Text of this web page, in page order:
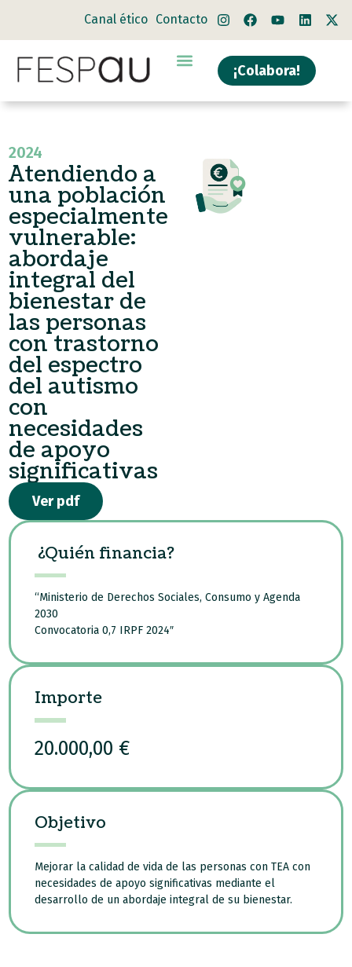
Canal ético Contacto
¡Colabora!
2024
Atendiendo a
una población
especialmente
vulnerable:
abordaje
integral del
bienestar de
las personas
con trastorno
del espectro
del autismo
con
necesidades
de apoyo
significativas
Ver pdf
¿Quién financia?
“Ministerio de Derechos Sociales, Consumo y Agenda
2030
Convocatoria 0,7 IRPF 2024″
Importe
20.000,00 €
Objetivo
Mejorar la calidad de vida de las personas con TEA con
necesidades de apoyo significativas mediante el
desarrollo de un abordaje integral de su bienestar.